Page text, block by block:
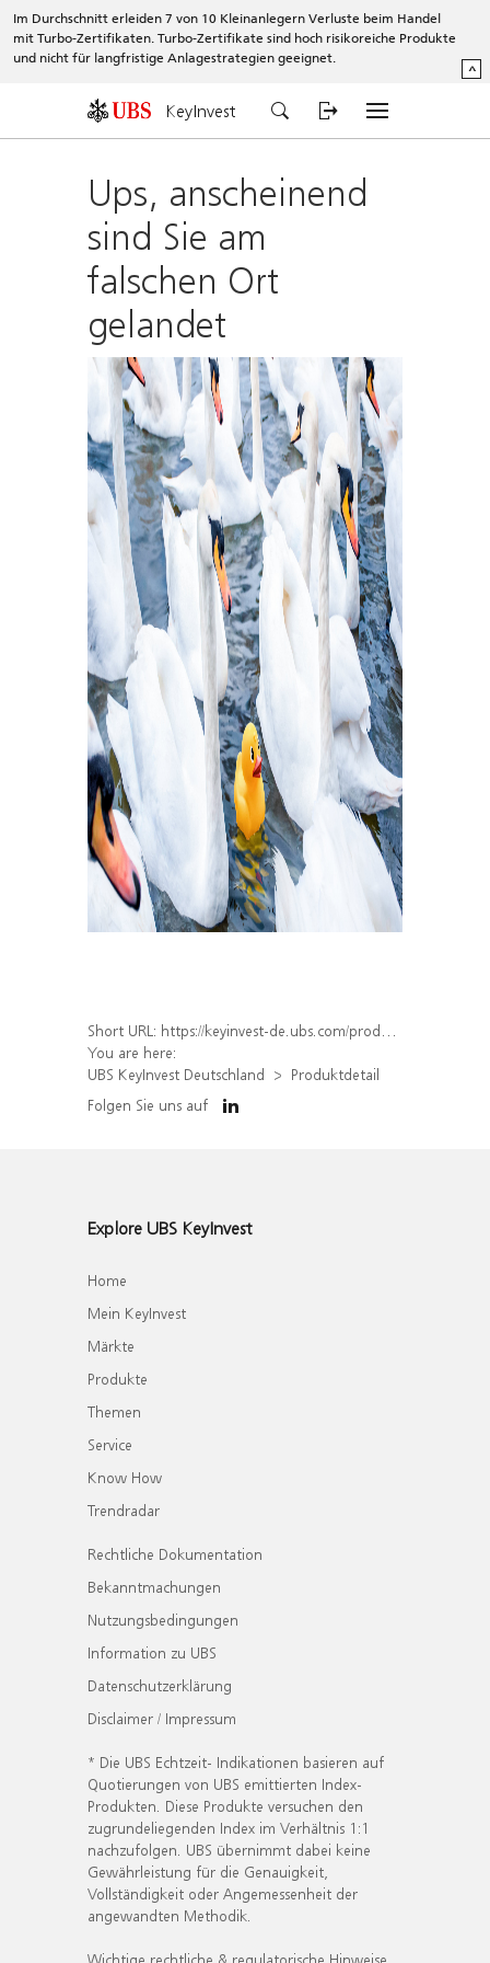
Im Durchschnitt erleiden 7 von 10 Kleinanlegern Verluste beim Handel
mit Turbo-Zertifikaten. Turbo-Zertifikate sind hoch risikoreiche Produkte
und nicht für langfristige Anlagestrategien geeignet.
^
KeyInvest
Ups, anscheinend
sind Sie am
falschen Ort
gelandet
Short URL: https://keyinvest-de.ubs.com/produkt/detail/index/isin/DE000WA4SZK1
You are here:
UBS KeyInvest Deutschland
Produktdetail
Folgen Sie uns auf
Explore UBS KeyInvest
Home
Mein KeyInvest
Märkte
Produkte
Themen
Service
Know How
Trendradar
Rechtliche Dokumentation
Bekanntmachungen
Nutzungsbedingungen
Information zu UBS
Datenschutzerklärung
Disclaimer / Impressum
* Die UBS Echtzeit- Indikationen basieren auf
Quotierungen von UBS emittierten Index-
Produkten. Diese Produkte versuchen den
zugrundeliegenden Index im Verhältnis 1:1
nachzufolgen. UBS übernimmt dabei keine
Gewährleistung für die Genauigkeit,
Vollständigkeit oder Angemessenheit der
angewandten Methodik.